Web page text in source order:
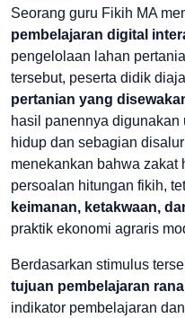
Seorang guru Fikih MA
pembelajaran digital
pengelolaan lahan
tersebut, peserta didik
pertanian yang
hasil panennya
hidup dan sebagian
menekankan bahwa zakat
persoalan hitungan fikih,
keimanan, ketakwaan,
praktik ekonomi agraris
Berdasarkan stimulus
tujuan pembelajaran
indikator pembelajaran